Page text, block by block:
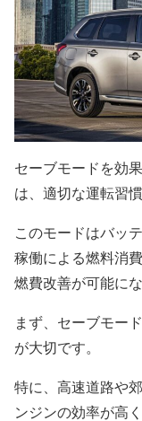
セーブモードを効
は、適切な運転習
このモードはバッ
稼働による燃料消
燃費改善が可能にな
まず、セーブモー
が大切です。
特に、高速道路や
ンジンの効率が高